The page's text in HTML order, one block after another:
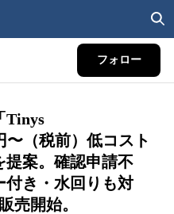
フォロー
Tinys
（税前）低コスト
提案。確認申請不
付き・水回りも対
売開始。